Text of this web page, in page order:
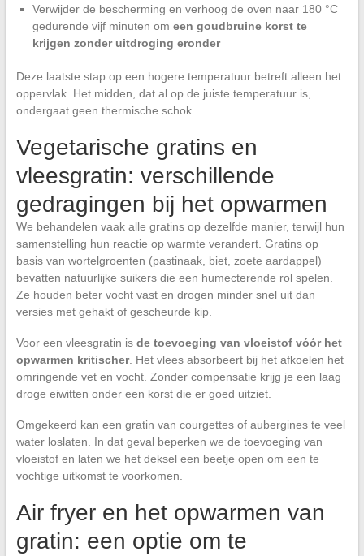
Verwijder de bescherming en verhoog de oven naar 180 °C
gedurende vijf minuten om een goudbruine korst te
krijgen zonder uitdroging eronder
Deze laatste stap op een hogere temperatuur betreft alleen het
oppervlak. Het midden, dat al op de juiste temperatuur is,
ondergaat geen thermische schok.
Vegetarische gratins en
vleesgratin: verschillende
gedragingen bij het opwarmen
We behandelen vaak alle gratins op dezelfde manier, terwijl hun
samenstelling hun reactie op warmte verandert. Gratins op
basis van wortelgroenten (pastinaak, biet, zoete aardappel)
bevatten natuurlijke suikers die een humecterende rol spelen.
Ze houden beter vocht vast en drogen minder snel uit dan
versies met gehakt of gescheurde kip.
Voor een vleesgratin is de toevoeging van vloeistof vóór het
opwarmen kritischer. Het vlees absorbeert bij het afkoelen het
omringende vet en vocht. Zonder compensatie krijg je een laag
droge eiwitten onder een korst die er goed uitziet.
Omgekeerd kan een gratin van courgettes of aubergines te veel
water loslaten. In dat geval beperken we de toevoeging van
vloeistof en laten we het deksel een beetje open om een te
vochtige uitkomst te voorkomen.
Air fryer en het opwarmen van
gratin: een optie om te